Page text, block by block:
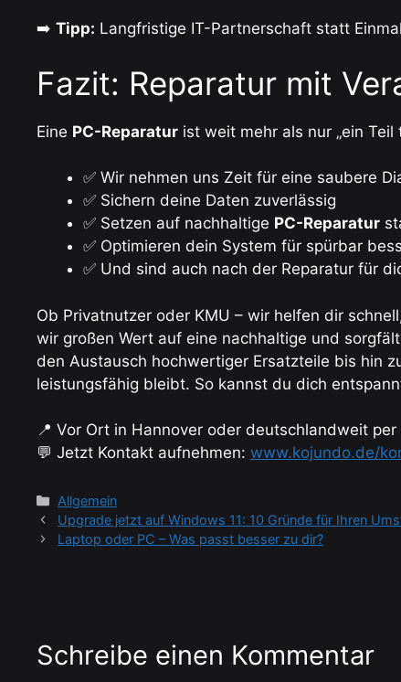
➡️ Tipp: Langfristige IT-Partnerschaft statt
Fazit: Reparatur mit
Eine PC-Reparatur ist weit mehr als nur „ein
✅ Wir nehmen uns Zeit für eine saubere
✅ Sichern deine Daten zuverlässig
✅ Setzen auf nachhaltige PC-Reparatur
✅ Optimieren dein System für spürbar
✅ Und sind auch nach der Reparatur für
Ob Privatnutzer oder KMU – wir helfen dir
wir großen Wert auf eine nachhaltige und
den Austausch hochwertiger Ersatzteile bis hin
leistungsfähig bleibt. So kannst du dich
📍 Vor Ort in Hannover oder deutschlandweit
💬 Jetzt Kontakt aufnehmen: www.kojundo.de/
Kategorien
Allgemein
Upgrade jetzt auf Windows 11: 10 Gründe für Ihren
Laptop oder PC – Was passt besser zu dir?
Schreibe einen Kommentar